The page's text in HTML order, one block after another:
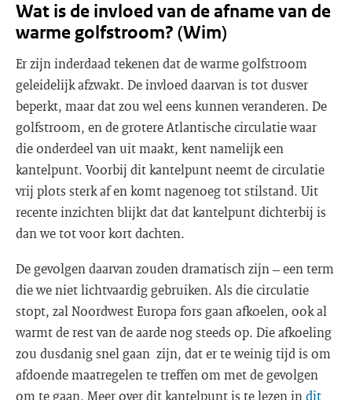
Wat is de invloed van de afname van de
warme golfstroom? (Wim)
Er zijn inderdaad tekenen dat de warme golfstroom
geleidelijk afzwakt. De invloed daarvan is tot dusver
beperkt, maar dat zou wel eens kunnen veranderen. De
golfstroom, en de grotere Atlantische circulatie waar
die onderdeel van uit maakt, kent namelijk een
kantelpunt. Voorbij dit kantelpunt neemt de circulatie
vrij plots sterk af en komt nagenoeg tot stilstand. Uit
recente inzichten blijkt dat dat kantelpunt dichterbij is
dan we tot voor kort dachten.
De gevolgen daarvan zouden dramatisch zijn – een term
die we niet lichtvaardig gebruiken. Als die circulatie
stopt, zal Noordwest Europa fors gaan afkoelen, ook al
warmt de rest van de aarde nog steeds op. Die afkoeling
zou dusdanig snel gaan zijn, dat er te weinig tijd is om
afdoende maatregelen te treffen om met de gevolgen
om te gaan. Meer over dit kantelpunt is te lezen in dit